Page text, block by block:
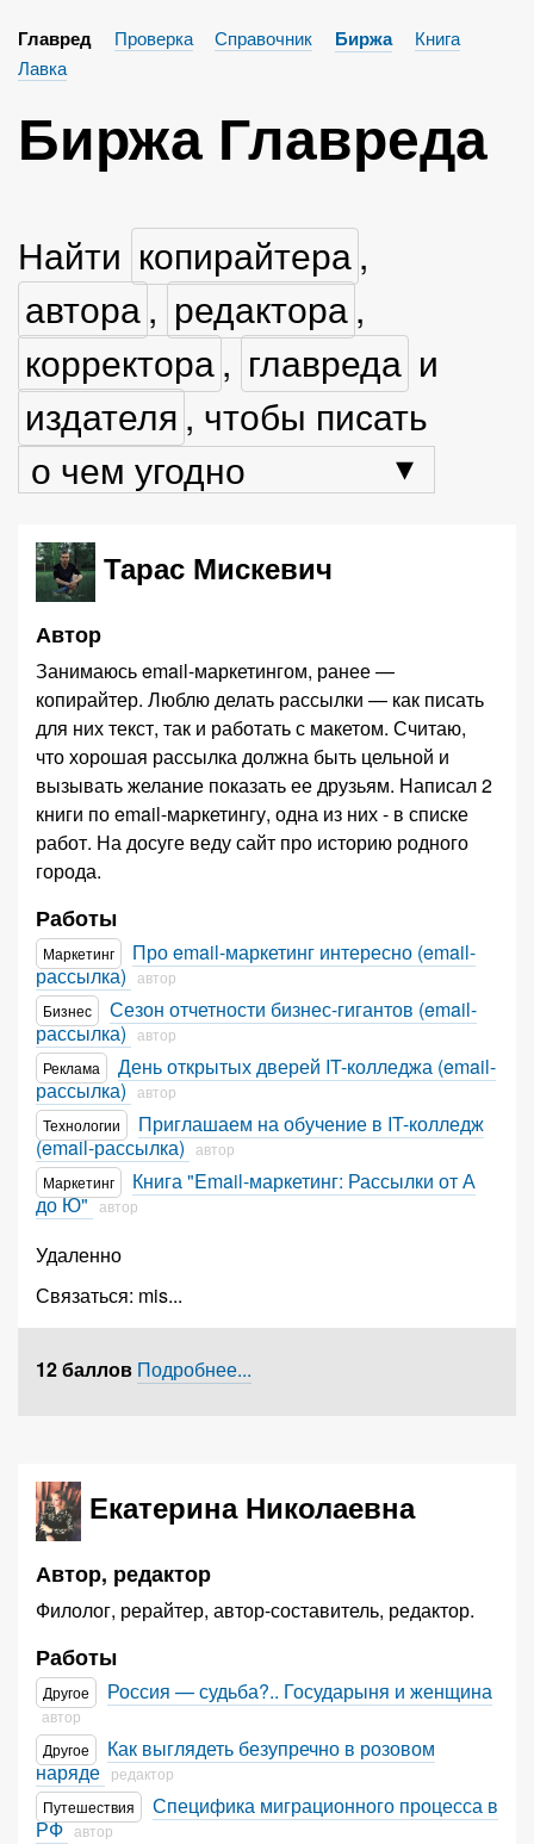
Главред Проверка Справочник Биржа
Книга
Лавка
Биржа Главреда
Найти копирайтера,
автора, редактора,
корректора, главреда и
издателя , чтобы писать
Тарас Мискевич
Автор
Занимаюсь email-маркетингом, ранее —
копирайтер. Люблю делать рассылки — как писать
для них текст, так и работать с макетом. Считаю,
что хорошая рассылка должна быть цельной и
вызывать желание показать ее друзьям. Написал 2
книги по email-маркетингу, одна из них - в списке
работ. На досуге веду сайт про историю родного
города.
Работы
Маркетинг
Про email-маркетинг интересно (email-
рассылка) автор
Бизнес
Сезон отчетности бизнес-гигантов (email-
рассылка) автор
Реклама
День открытых дверей IT-колледжа (email-
рассылка) автор
Технологии
Приглашаем на обучение в IT-колледж
(email-рассылка) автор
Маркетинг
Книга "Email-маркетинг: Рассылки от А
до Ю" автор
Удаленно
Связаться: mis...
12 баллов Подробнее...
Екатерина Николаевна
Автор, редактор
Филолог, рерайтер, автор-составитель, редактор.
Работы
Другое Россия — судьба?.. Государыня и женщина
автор
Другое
Как выглядеть безупречно в розовом
наряде редактор
Путешествия
Специфика миграционного процесса в
РФ автор